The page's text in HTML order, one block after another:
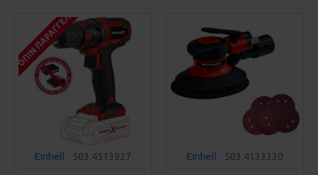
ΚΑΤΌΠΙΝ ΠΑΡΑΓΓΕΛΊΑΣ
Einhell 503.4513927 Einhell 503.4133330